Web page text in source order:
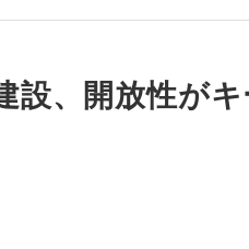
設、開放性が